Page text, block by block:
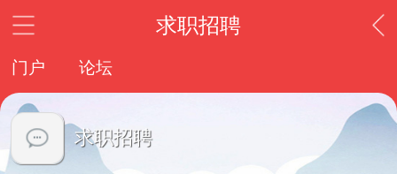
求职招聘
门户 论坛
求职招聘